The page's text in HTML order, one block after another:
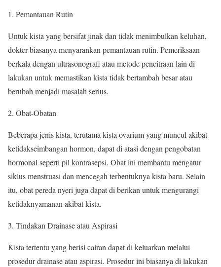
Pemantauan Rutin
Untuk kista yang bersifat jinak dan tidak menimbulkan keluhan,
dokter biasanya menyarankan pemantauan rutin. Pemeriksaan
berkala dengan ultrasonografi atau metode pencitraan lain di
lakukan untuk memastikan kista tidak bertambah besar atau
berubah menjadi masalah serius.
Obat-Obatan
Beberapa jenis kista, terutama kista ovarium yang muncul akibat
ketidakseimbangan hormon, dapat di atasi dengan pengobatan
hormonal seperti pil kontrasepsi. Obat ini membantu mengatur
siklus menstruasi dan mencegah terbentuknya kista baru. Selain
itu, obat pereda nyeri juga dapat di berikan untuk mengurangi
ketidaknyamanan akibat kista.
Tindakan Drainase atau Aspirasi
Kista tertentu yang berisi cairan dapat di keluarkan melalui
prosedur drainase atau aspirasi. Prosedur ini biasanya di lakukan